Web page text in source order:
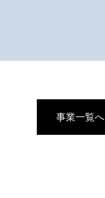
事業一覧へ